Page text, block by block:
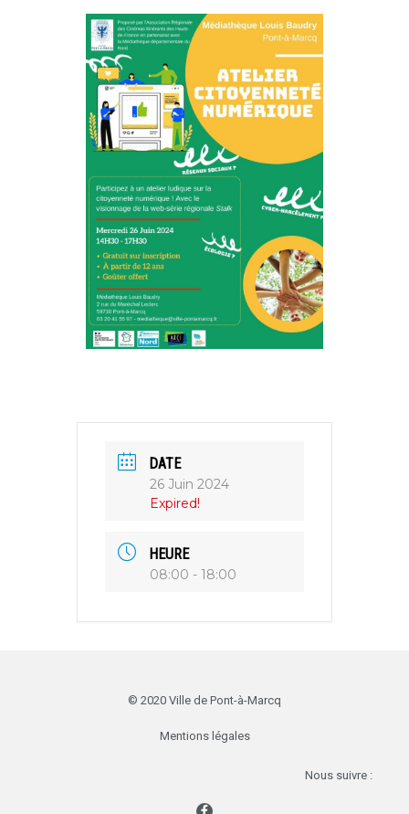
DATE
26 Juin 2024
Expired!
HEURE
08:00 - 18:00
© 2020 Ville de Pont-à-Marcq
Mentions légales
Nous suivre :